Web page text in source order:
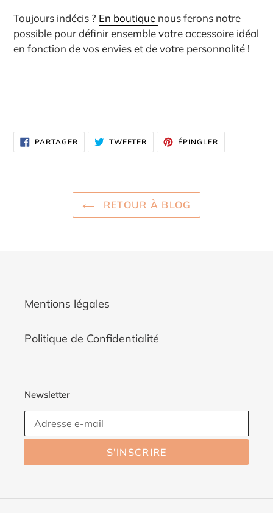
Toujours indécis ? En boutique nous ferons notre
possible pour définir ensemble votre accessoire idéal
en fonction de vos envies et de votre personnalité !
PARTAGERPARTAGER
SUR
FACEBOOK
TWEETER TWEETER
TWITTER
ÉPINGLER
PINTEREST
RETOUR À BLOG
Mentions légales
Politique de Confidentialité
Newsletter
S'INSCRIRE